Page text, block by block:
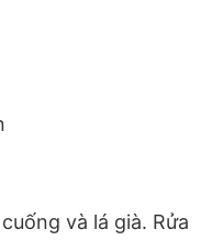
và lá già. Rửa